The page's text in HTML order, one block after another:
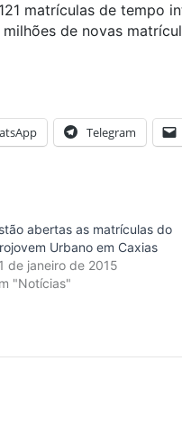
matrículas de tempo
de novas
Telegram
abertas as matrículas do
Urbano em Caxias
de janeiro de 2015
"Notícias"